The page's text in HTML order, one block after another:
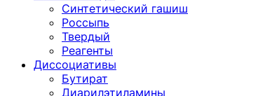
Синтетический гашиш
Россыпь
Твердый
Реагенты
Диссоциативы
Бутират
Диарилэтиламины